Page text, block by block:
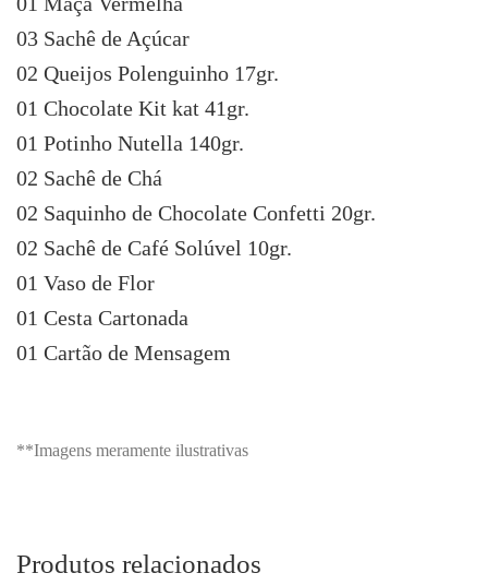
03 Sachê de Açúcar
02 Queijos Polenguinho 17gr.
01 Chocolate Kit kat 41gr.
01 Potinho Nutella 140gr.
02 Sachê de Chá
02 Saquinho de Chocolate Confetti 20gr.
02 Sachê de Café Solúvel 10gr.
01 Vaso de Flor
01 Cesta Cartonada
01 Cartão de Mensagem
**Imagens meramente ilustrativas
Produtos relacionados